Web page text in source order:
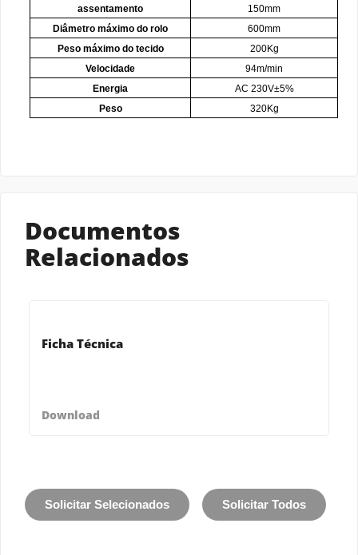
assentamento
150mm
Diâmetro máximo do rolo
600mm
Peso máximo do tecido
200Kg
Velocidade
94m/min
Energia
AC 230V±5%
Peso
320Kg
Documentos
Relacionados
Ficha Técnica
Download
Solicitar Selecionados Solicitar Todos